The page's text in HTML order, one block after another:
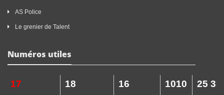
AS Police
Le grenier de Talent
Numéros utiles
17 18 16 1010 25 33